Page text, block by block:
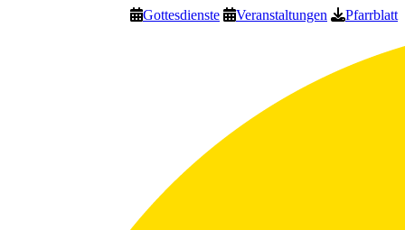
Gottesdienste Veranstaltungen Pfarrblatt